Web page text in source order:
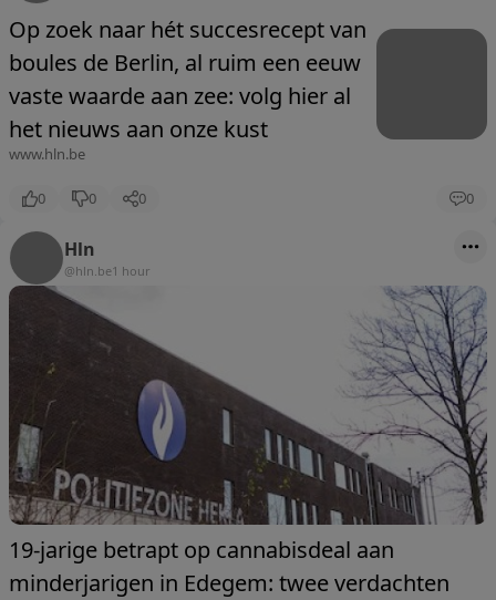
Op zoek naar hét succesrecept van
boules de Berlin, al ruim een eeuw
vaste waarde aan zee: volg hier al
het nieuws aan onze kust
www.hln.be
0 0 0 0
Hln
@hln.be1 hour
19-jarige betrapt op cannabisdeal aan
minderjarigen in Edegem: twee verdachten